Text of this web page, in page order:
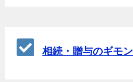
相続・贈与のギモン